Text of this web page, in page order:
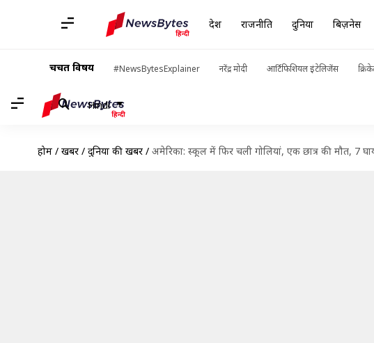
देश राजनीति दुनिया बिज़नेस
चर्चित विषय #NewsBytesExplainer नरेंद्र मोदी आर्टिफिशियल इंटेलिजेंस
Hindi
होम / खबरें / दुनिया की खबरें / अमेरिका: स्कूल में फिर चली गोलियां, एक छात्र की मौत, 7